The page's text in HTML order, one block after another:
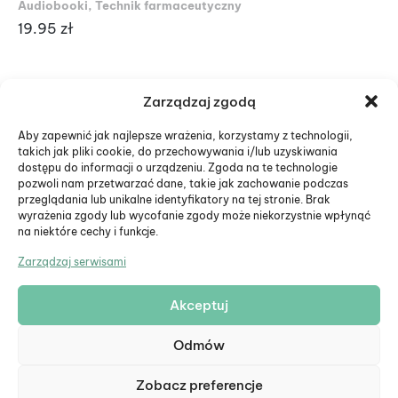
Zarządzaj zgodą
Aby zapewnić jak najlepsze wrażenia, korzystamy z technologii,
takich jak pliki cookie, do przechowywania i/lub uzyskiwania
dostępu do informacji o urządzeniu. Zgoda na te technologie
pozwoli nam przetwarzać dane, takie jak zachowanie podczas
przeglądania lub unikalne identyfikatory na tej stronie. Brak
wyrażenia zgody lub wycofanie zgody może niekorzystnie wpłynąć
na niektóre cechy i funkcje.
Zarządzaj serwisami
Akceptuj
Odmów
Zobacz preferencje
Audiobooki, Technik farmaceutyczny
19.95 zł
© Eduiko. Wszystkie prawa zastrzeżone.